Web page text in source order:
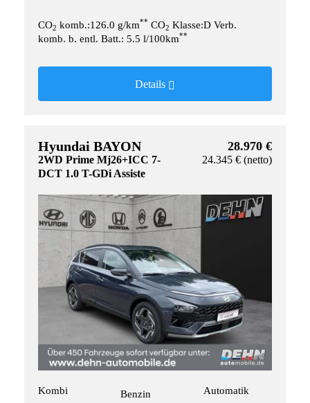
CO2 komb.:126.0 g/km** CO2 Klasse:D Verb.
komb. b. entl. Batt.: 5.5 l/100km**
Details
Hyundai BAYON
2WD Prime Mj26+ICC 7-
DCT 1.0 T-GDi Assiste
28.970 €
24.345 € (netto)
Kombi
Benzin
Automatik